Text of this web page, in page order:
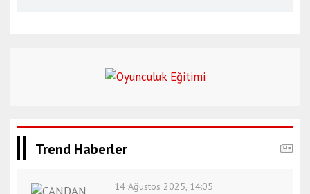
Trend Haberler
14 Ağustos 2025, 14:05